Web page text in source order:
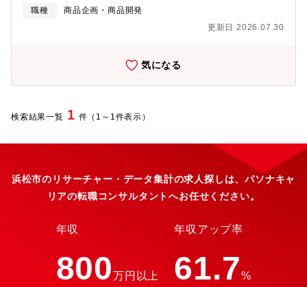
かつ新しい価値を創造する意欲を持った方を募集致します。【関
https://jp.yamaha.com/products/audio_visual/index.htmlhttps://
品、スピーカー製品、新規提案製品など）商品企画業務２．市場
動向の把握、市場レポートや販社・ディーラー・最終顧客等から
の情報入手と分析３．中長期商品ポートフォリオ、カテゴリー別
生産・営業・マーケティング・品質保証・外部パートナー）との
産と連携しQCDを遵守しながら市場導入に繋げていく役割を担っ
職種
商品企画・商品開発
更新日 2026.07.30
気になる
検索結果一覧 1 件（1～1件表示）
浜松市のリサーチャー・データ集計の求人探しは、パソナキャ
リアの転職コンサルタントへお任せください。
年収
800万円以上
年収アップ率
61.7%